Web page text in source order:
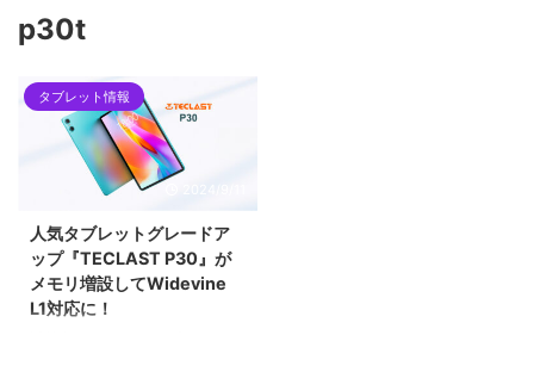
p30t
タブレット情報
人気タブレットグレードア
ップ『TECLAST P30』が
メモリ増設してWidevine
L1対応に！